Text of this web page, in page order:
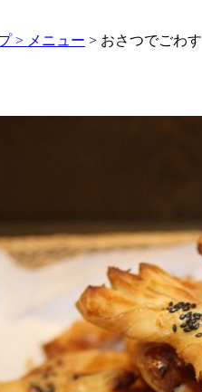
> メニュー > おさつでごわす